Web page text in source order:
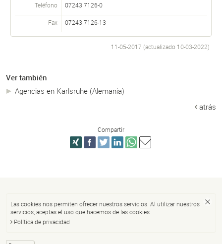
Teléfono 07243 7126-0
Fax 07243 7126-13
11-05-2017 (actualizado 10-03-2022)
Ver también
Agencias en Karlsruhe (Alemania)
atrás
Compartir
Las cookies nos permiten ofrecer nuestros servicios. Al utilizar nuestros
servicios, aceptas el uso que hacemos de las cookies.
Política de privacidad